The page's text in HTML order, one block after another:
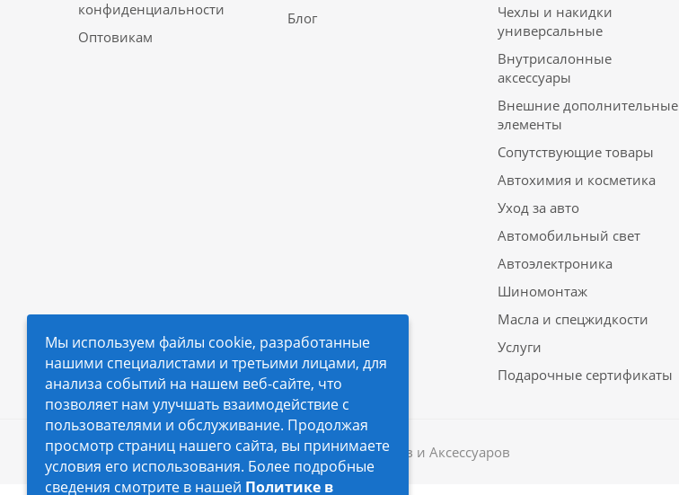
конфиденциальности
Оптовикам
Блог
Чехлы и накидки
универсальные
Внутрисалонные
аксессуары
Внешние дополнительные
элементы
Сопутствующие товары
Автохимия и косметика
Уход за авто
Автомобильный свет
Автоэлектроника
Шиномонтаж
Масла и спецжидкости
Услуги
Подарочные сертификаты
2026 © Автопилот - интернет-магазин Авточехлов и Аксессуаров
Мы используем файлы cookie, разработанные
нашими специалистами и третьими лицами, для
анализа событий на нашем веб-сайте, что
позволяет нам улучшать взаимодействие с
пользователями и обслуживание. Продолжая
просмотр страниц нашего сайта, вы принимаете
условия его использования. Более подробные
сведения смотрите в нашей Политике в